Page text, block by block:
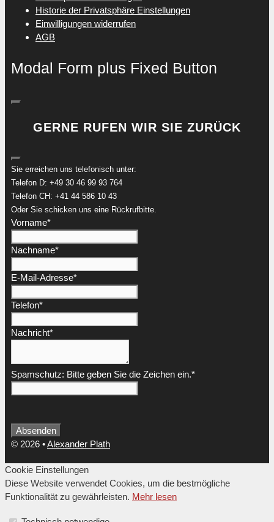
Historie der Privatsphäre Einstellungen
Einwilligungen widerrufen
AGB
Modal Form plus Fixed Button
GERNE RUFEN WIR SIE ZURÜCK
Sie erreichen uns telefonisch unter:
Telefon D: +49 30 46 99 93 764
Telefon CH: +41 44 586 10 43
Oder Sie schicken uns eine Rückrufbitte.
Vorname*
Nachname*
Contact
E-Mail-Adresse*
Telefon*
Nachricht*
Spamschutz: Bitte geben Sie die Zeichen ein.*
Absenden
© 2026 •Alexander Plath
Cookie Einstellungen
Diese Website verwendet Cookies, um die bestmögliche
Funktionalität zu gewährleisten. Mehr lesen